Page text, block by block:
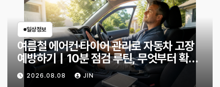
일상정보
여름철 에어컨·타이어 관리로 자동차 고장
예방하기｜10분 점검 루틴, 무엇부터 확인
할까?
2026.08.08 JIN